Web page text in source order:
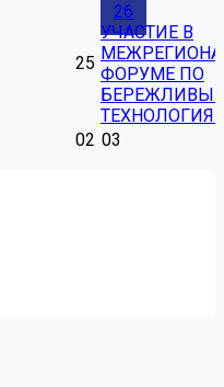
25
26
УЧАСТИЕ В
ФОРУМЕ ПО
02 03